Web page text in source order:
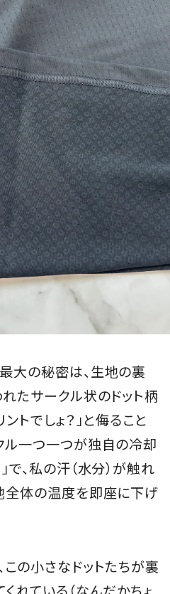
大の秘密は、生地の裏
たサークル状のドット柄
トでしょ？」と侮ること
ル一つ一つが独自の冷却
で、私の汗（水分）が触れ
全体の温度を即座に下げ
の小さなドットたちが裏